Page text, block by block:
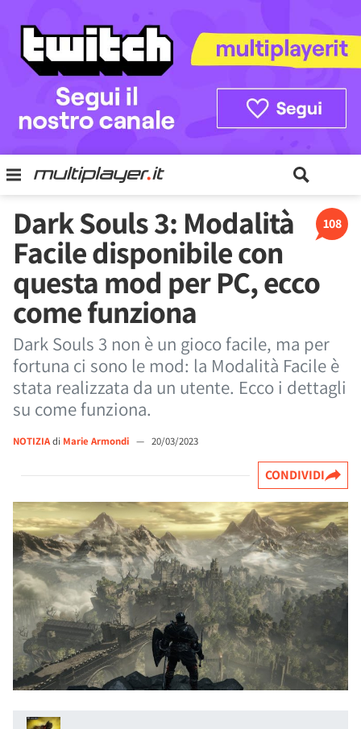
108
Dark Souls 3: Modalità
Facile disponibile con
questa mod per PC, ecco
come funziona
Dark Souls 3 non è un gioco facile, ma per
fortuna ci sono le mod: la Modalità Facile è
stata realizzata da un utente. Ecco i dettagli
su come funziona.
NOTIZIAdi Marie Armondi — 20/03/2023
CONDIVIDI